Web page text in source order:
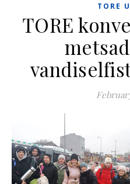
TORE
TORE